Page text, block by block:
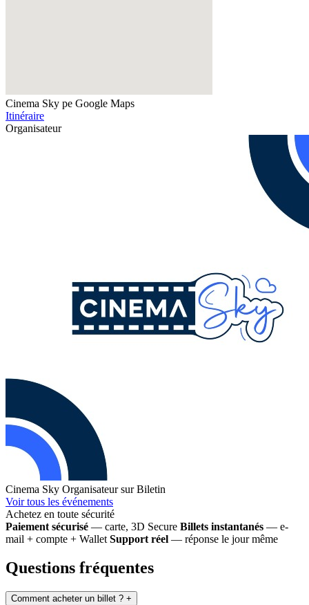
Cinema Sky pe Google Maps
Itinéraire
Organisateur
Cinema Sky Organisateur sur Biletin
Voir tous les événements
Achetez en toute sécurité
Paiement sécurisé — carte, 3D Secure Billets instantanés — e-
mail + compte + Wallet Support réel — réponse le jour même
Questions fréquentes
Comment acheter un billet ? +